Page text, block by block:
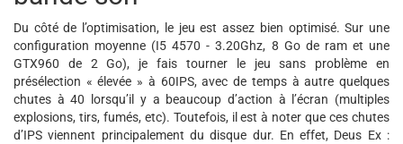
Du côté de l’optimisation, le jeu est assez bien optimisé. Sur une
configuration moyenne (I5 4570 - 3.20Ghz, 8 Go de ram et une
GTX960 de 2 Go), je fais tourner le jeu sans problème en
présélection « élevée » à 60IPS, avec de temps à autre quelques
chutes à 40 lorsqu’il y a beaucoup d’action à l’écran (multiples
explosions, tirs, fumés, etc). Toutefois, il est à noter que ces chutes
d’IPS viennent principalement du disque dur. En effet, Deus Ex :